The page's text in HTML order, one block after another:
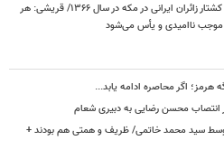
خطبه های امام جمعه ارومیه در سالگرد کشتار زائران ایرانی در مکه در سال ۱۳۶۶/ قریشی: هر
موجب ناامیدی و یأس می‌شود
اگر محاصره ادامه یابد...
انتصاب محسن رضایی به دبیری شعام
توسط سید محمد خاتمی/ ظریف و همتی هم بودند +